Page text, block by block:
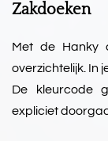
Zakdoeken
Met de Hanky
overzichtelijk. In
De kleurcode
expliciet